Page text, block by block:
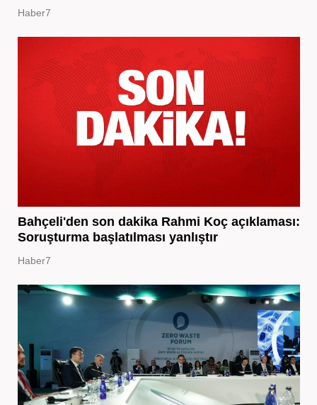
Haber7
Bahçeli'den son dakika Rahmi Koç açıklaması:
Soruşturma başlatılması yanlıştır
Haber7